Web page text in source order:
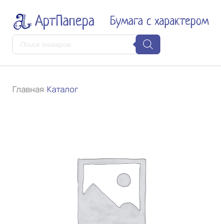
Поиск
товаров
Главная Каталог